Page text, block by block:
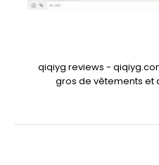
qiqiyg reviews -
gros de vêtements et